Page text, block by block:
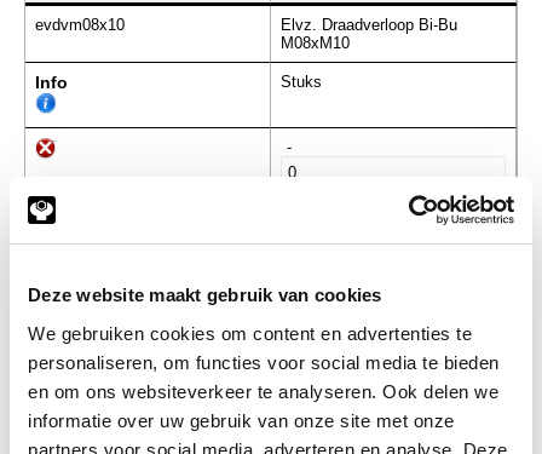
Deze website maakt gebruik van cookies
We gebruiken cookies om content en advertenties te
personaliseren, om functies voor social media te bieden
en om ons websiteverkeer te analyseren. Ook delen we
informatie over uw gebruik van onze site met onze
partners voor social media, adverteren en analyse. Deze
evdvm08x10
Elvz. Draadverloop Bi-Bu
M08xM10
Info Stuks
-
evdvm10x06
Elvz. Draadverloop Bi-Bu
Info Stuks
-